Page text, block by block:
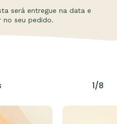
será entregue na data e
no seu pedido.
1/8